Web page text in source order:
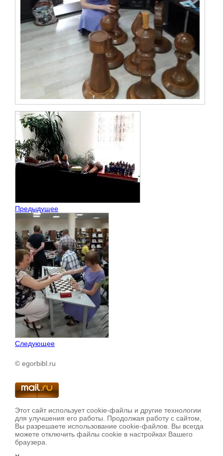
Предыдущее
Следующее
© egorbibl.ru
Этот сайт использует cookie-файлы и другие технологии
для улучшения его работы. Продолжая работу с сайтом,
Вы разрешаете использование cookie-файлов. Вы всегда
можете отключить файлы cookie в настройках Вашего
браузера.